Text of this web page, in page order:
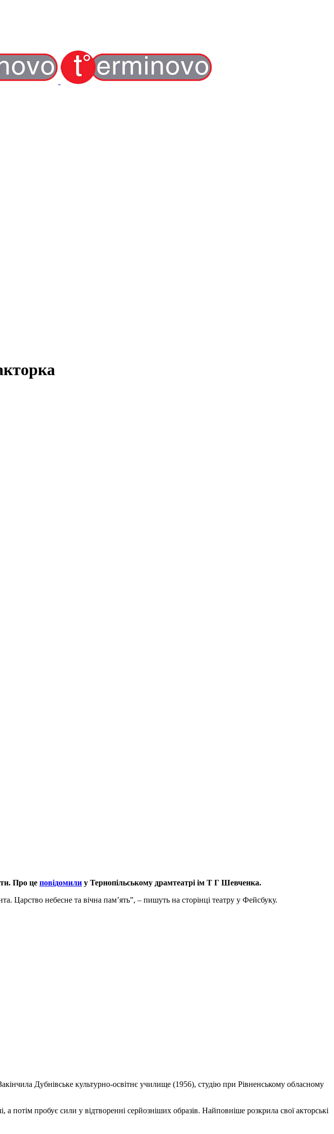
Про це повідомили у Тернопільському драмтеатрі ім Т Г Шевченка.
небесне та вічна пам’ять”, – пишуть на сторінці театру у Фейсбуку.
Дубнівське культурно-освітнє училище (1956), студію при Рівненському обласному
потім пробує сили у відтворенні серйозніших образів. Найповніше розкрила свої акторські